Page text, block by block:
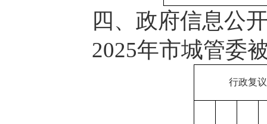
四、政府信息公开
2025年市城管委被
行政复议